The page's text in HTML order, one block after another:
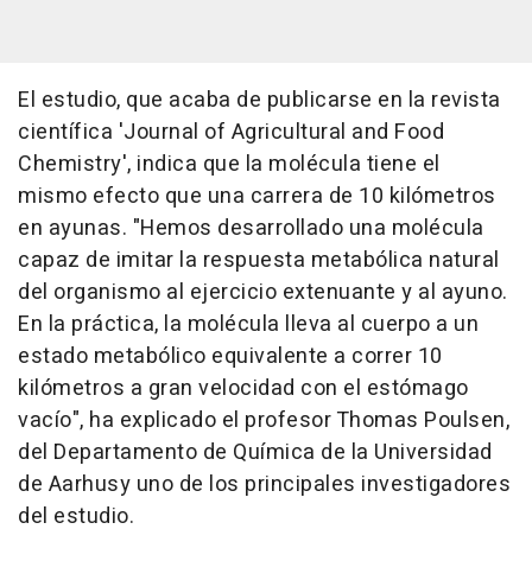
El estudio, que acaba de publicarse en la revista
científica 'Journal of Agricultural and Food
Chemistry', indica que la molécula tiene el
mismo efecto que una carrera de 10 kilómetros
en ayunas. "Hemos desarrollado una molécula
capaz de imitar la respuesta metabólica natural
del organismo al ejercicio extenuante y al ayuno.
En la práctica, la molécula lleva al cuerpo a un
estado metabólico equivalente a correr 10
kilómetros a gran velocidad con el estómago
vacío", ha explicado el profesor Thomas Poulsen,
del Departamento de Química de la Universidad
de Aarhusy uno de los principales investigadores
del estudio.